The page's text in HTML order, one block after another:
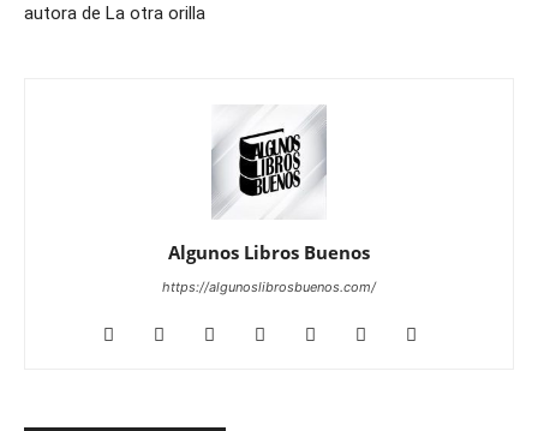
autora de La otra orilla
Algunos Libros Buenos
https://algunoslibrosbuenos.com/